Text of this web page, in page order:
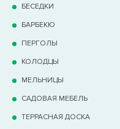
БЕСЕДКИ
БАРБЕКЮ
ПЕРГОЛЫ
КОЛОДЦЫ
МЕЛЬНИЦЫ
САДОВАЯ МЕБЕЛЬ
ТЕРРАCНАЯ ДОСКА